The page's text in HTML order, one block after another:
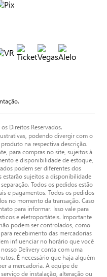
Direitos Reservados.
podendo divergir com o
na respectiva descrição.
para compras no site, sujeitos à
e disponibilidade de estoque,
podem ser diferentes dos
estarão sujeitos a disponibilidade
Todos os pedidos estão
e pagamentos. Todos os pedidos
no momento da transação. Caso
para informar. Isso vale para
e eletroportáteis. Importante
podem ser controlados, como
recebimento das mercadorias
influenciar no horário que você
Delivery conta com uma
É necessário que haja alguém
a mercadoria. A equipe de
de instalação, alteração ou